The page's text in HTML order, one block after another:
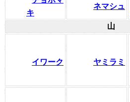
キ
ネマシュ
山
イワーク ヤミラミ